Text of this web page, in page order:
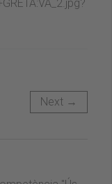
Next →